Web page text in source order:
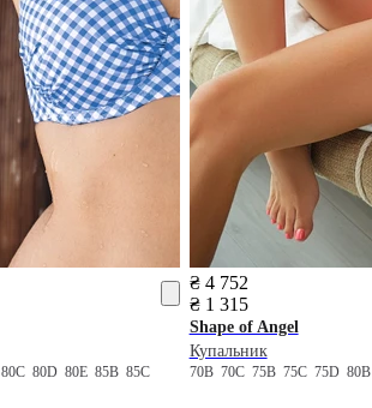
80C 80D 80E 85B 85C
₴ 4 752
₴ 1 315
Shape of Angel
Купальник
70B 70C 75B 75C 75D 80B